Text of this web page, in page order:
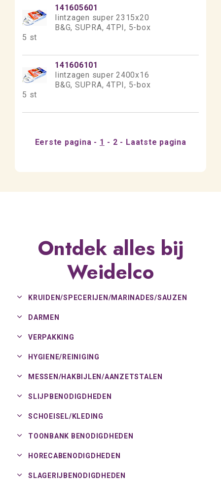
141605601
lintzagen super 2315x20
B&G, SUPRA, 4TPI, 5-box
5 st
141606101
lintzagen super 2400x16
B&G, SUPRA, 4TPI, 5-box
5 st
Eerste pagina 1 2 Laatste pagina
Ontdek alles bij
Weidelco
KRUIDEN/SPECERIJEN/MARINADES/SAUZEN
DARMEN
VERPAKKING
HYGIENE/ REINIGING
MESSEN/HAKBIJLEN/AANZETSTALEN
SLIJPBENODIGDHEDEN
SCHOEISEL/ KLEDING
TOONBANK BENODIGDHEDEN
HORECABENODIGDHEDEN
SLAGERIJBENODIGDHEDEN